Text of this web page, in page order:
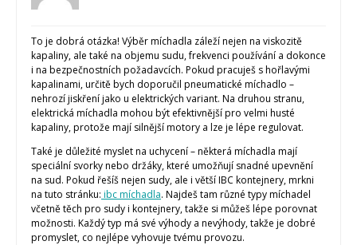
To je dobrá otázka! Výběr míchadla záleží nejen na viskozitě
kapaliny, ale také na objemu sudu, frekvenci používání a dokonce
i na bezpečnostních požadavcích. Pokud pracuješ s hořlavými
kapalinami, určitě bych doporučil pneumatické míchadlo –
nehrozí jiskření jako u elektrických variant. Na druhou stranu,
elektrická míchadla mohou být efektivnější pro velmi husté
kapaliny, protože mají silnější motory a lze je lépe regulovat.
Také je důležité myslet na uchycení – některá míchadla mají
speciální svorky nebo držáky, které umožňují snadné upevnění
na sud. Pokud řešíš nejen sudy, ale i větší IBC kontejnery, mrkni
na tuto stránku: ibc míchadla. Najdeš tam různé typy míchadel
včetně těch pro sudy i kontejnery, takže si můžeš lépe porovnat
možnosti. Každý typ má své výhody a nevýhody, takže je dobré
promyslet, co nejlépe vyhovuje tvému provozu.